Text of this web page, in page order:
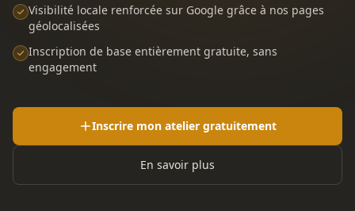
Visibilité locale renforcée sur Google grâce à nos pages
géolocalisées
Inscription de base entièrement gratuite, sans
engagement
Inscrire mon atelier gratuitement
En savoir plus